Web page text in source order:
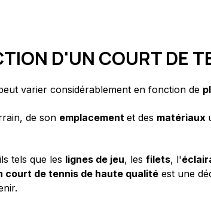
D'UN COURT DE
varier considérablement en fonction de
de son emplacement et des matériaux
tels que les lignes de jeu, les filets, l'
court de tennis de haute qualité est une